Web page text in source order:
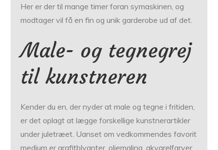
Her er der til mange timer foran symaskinen, og
modtager vil få en fin og unik garderobe ud af det.
Male- og tegnegrej
til kunstneren
Kender du en, der nyder at male og tegne i fritiden,
er det oplagt at lægge forskellige kunstnerartikler
under juletræet. Uanset om vedkommendes favorit
medium er grafitblyanter, oliemaling, akvarelfarver